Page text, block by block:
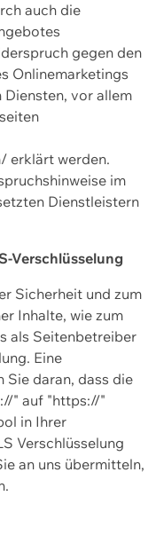
auch die
gegen den
Onlinemarketings
Diensten, vor allem
erklärt werden.
im
Dienstleistern
Verschlüsselung
Sicherheit und zum
Inhalte, wie zum
als Seitenbetreiber
Eine
Sie daran, dass die
" auf "https://"
in Ihrer
Verschlüsselung
an uns übermitteln,